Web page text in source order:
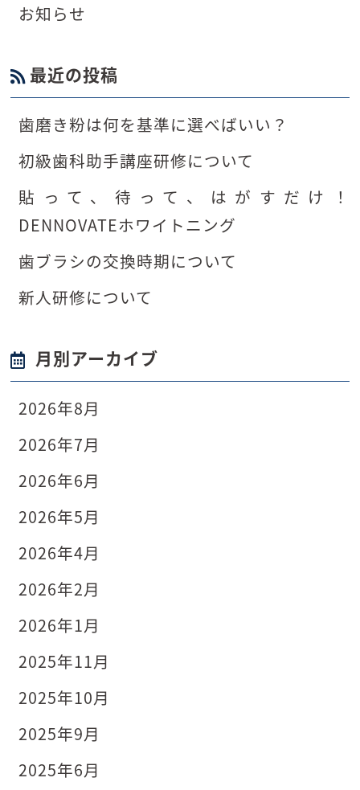
お知らせ
最近の投稿
歯磨き粉は何を基準に選べばいい？
初級歯科助手講座研修について
貼って、待って、はがすだけ！
DENNOVATEホワイトニング
歯ブラシの交換時期について
新人研修について
月別アーカイブ
2026年8月
2026年7月
2026年6月
2026年5月
2026年4月
2026年2月
2026年1月
2025年11月
2025年10月
2025年9月
2025年6月